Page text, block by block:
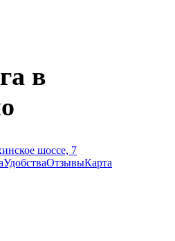
в
шоссе, 7
УдобстваОтзывыКарта